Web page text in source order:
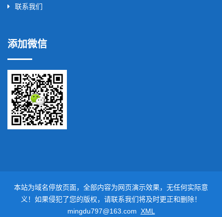
联系我们
添加微信
本站为域名停放页面，全部内容为网页演示效果，无任何实际意
义！如果侵犯了您的版权，请联系我们将及时更正和删除！
mingdu797@163.com XML